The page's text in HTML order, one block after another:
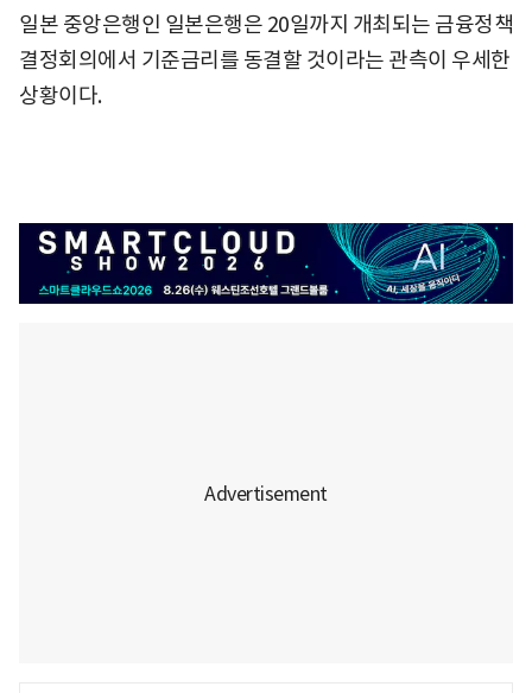
일본 중앙은행인 일본은행은 20일까지 개최되는 금융정책
결정회의에서 기준금리를 동결할 것이라는 관측이 우세한
상황이다.